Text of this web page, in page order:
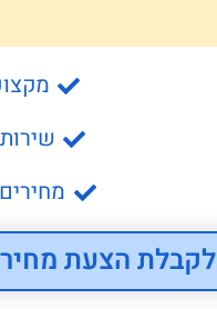
לקבלת הצעת